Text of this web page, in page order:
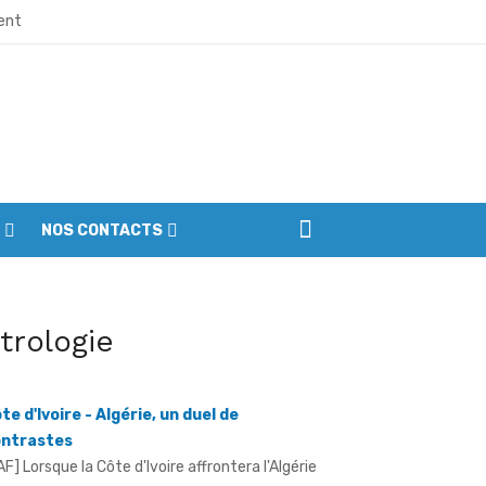
transformation de leur cadre de vie
dans la ferveur
à préserver la paix et l’unité
et citoyens
NOS CONTACTS
d'Ivoire - Algérie, un duel de
ouverture des quarts de finale de la